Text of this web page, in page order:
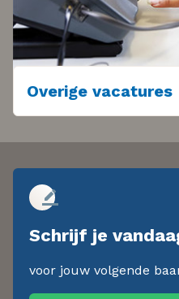
Overige vacatures
Schrijf je
voor jouw volgende